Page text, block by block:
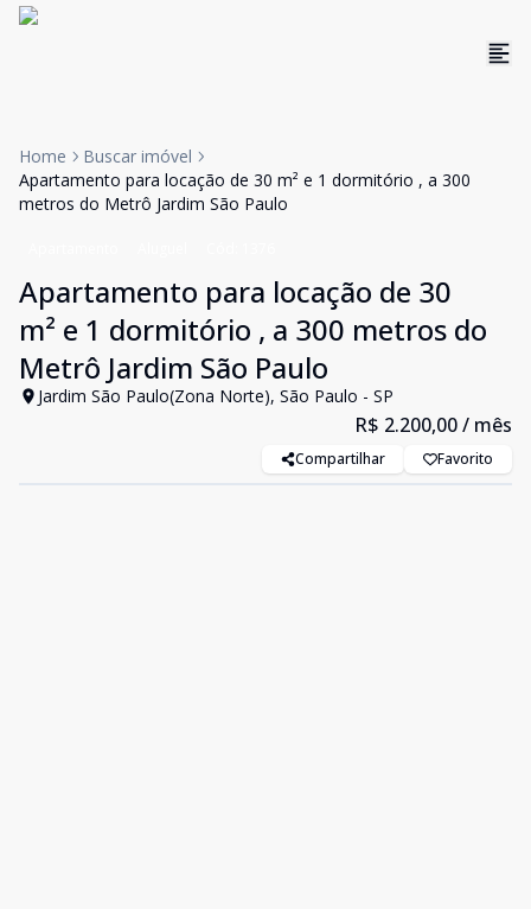
Home
Buscar imóvel
Apartamento para locação de 30 m² e 1 dormitório , a 300
metros do Metrô Jardim São Paulo
Apartamento para locação de 30
m² e 1 dormitório , a 300 metros do
Metrô Jardim São Paulo
Jardim São Paulo(Zona Norte), São Paulo - SP
R$ 2.200,00/ mês
Compartilhar Favorito